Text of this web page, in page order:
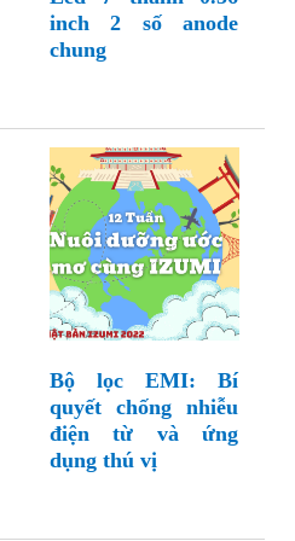
inch 2 số anode
chung
Bộ lọc EMI: Bí
quyết chống nhiễu
điện từ và ứng
dụng thú vị